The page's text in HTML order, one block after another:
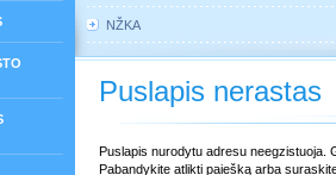
NŽKA
Puslapis nerastas
Puslapis nurodytu adresu neegzistuoja.
Pabandykite atlikti paiešką arba